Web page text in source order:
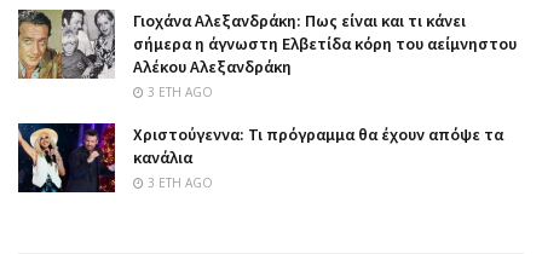
Γιοχάνα Αλεξανδράκη: Πως είναι και τι κάνει
σήμερα η άγνωστη Ελβετίδα κόρη του αείμνηστου
Αλέκου Αλεξανδράκη
3 ΈΤΗ AGO
Χριστούγεννα: Τι πρόγραμμα θα έχουν απόψε τα
κανάλια
3 ΈΤΗ AGO